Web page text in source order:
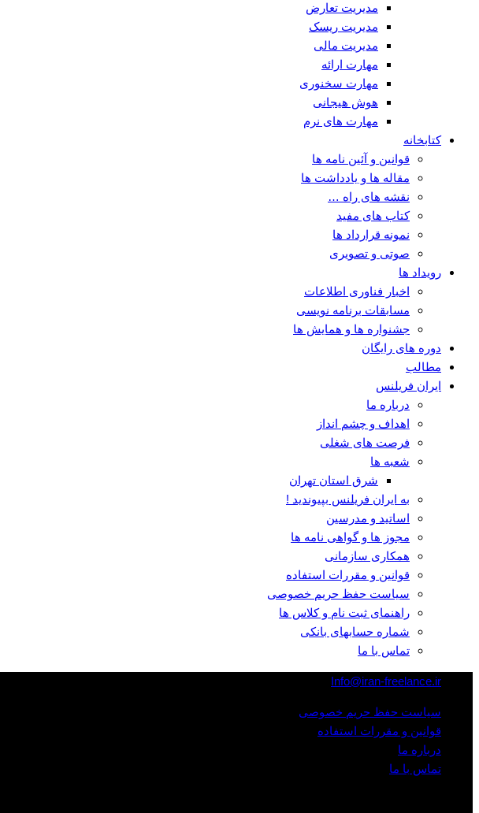
مدیریت تعارض
مدیریت ریسک
مدیریت مالی
مهارت ارائه
مهارت سخنوری
هوش هیجانی
مهارت های نرم
کتابخانه
قوانین و آئین نامه ها
مقاله ها و یادداشت ها
نقشه های راه …
کتاب های مفید
نمونه قرارداد ها
صوتی و تصویری
رویداد ها
اخبار فناوری اطلاعات
مسابقات برنامه نویسی
جشنواره ها و همایش ها
دوره های رایگان
مطالب
ایران فریلنس
درباره ما
اهداف و چشم انداز
فرصت های شغلی
شعبه ها
شرق استان تهران
به ایران فریلنس بپیوندید !
اساتید و مدرسین
مجوز ها و گواهی نامه ها
همکاری سازمانی
قوانین و مقررات استفاده
سیاست حفظ حریم خصوصی
راهنمای ثبت نام و کلاس ها
شماره حسابهای بانکی
تماس با ما
Info@iran-freelance.ir
سیاست حفظ حریم خصوصی
قوانین و مقررات استفاده
درباره ما
تماس با ما